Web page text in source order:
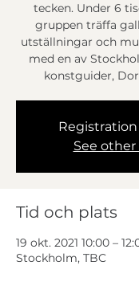
tecken. Under 6
gruppen träffa
utställningar och
med en av
konstguider,
Registration
See
Tid och plats
19 okt. 2021 10:00 –
Stockholm, TBC